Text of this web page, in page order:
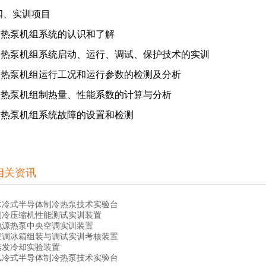
、实训项目
泵机组系统的认识和了解
泵机组系统启动、运行、调试、保护技术的实训
泵机组运行工况和运行参数的检测及分析
泵机组制热量、性能系数的计算与分析
泵机组系统故障的设置和检测
关资讯
冷式半导体制冷热泵技术实验台
冷压缩机性能测试实训装置
源热泵中央空调实训装置
调冰箱组装与调试实训考核装置
发冷却实验装置
冷式半导体制冷热泵技术实验台